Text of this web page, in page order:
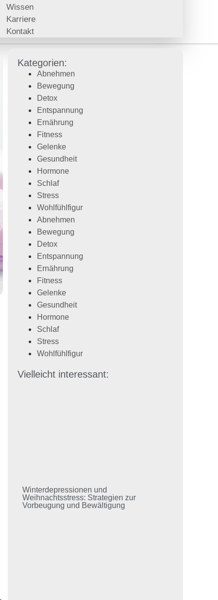
Wissen
Karriere
Kontakt
Kategorien:
Abnehmen
Bewegung
Detox
Entspannung
Ernährung
Fitness
Gelenke
Gesundheit
Hormone
Schlaf
Stress
Wohlfühlfigur
Abnehmen
Bewegung
Detox
Entspannung
Ernährung
Fitness
Gelenke
Gesundheit
Hormone
Schlaf
Stress
Wohlfühlfigur
Vielleicht interessant:
Winterdepressionen und
Weihnachtsstress: Strategien zur
Vorbeugung und Bewältigung